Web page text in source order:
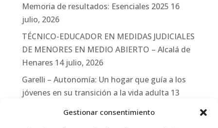
Gestionar consentimiento
Memoria de resultados: Esenciales 2025 16
julio, 2026
TÉCNICO-EDUCADOR EN MEDIDAS JUDICIALES
DE MENORES EN MEDIO ABIERTO – Alcalá de
Henares 14 julio, 2026
Garelli – Autonomía: Un hogar que guía a los
jóvenes en su transición a la vida adulta 13